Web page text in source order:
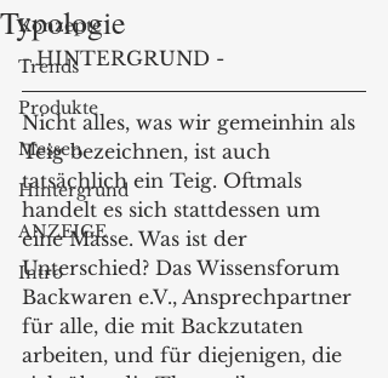
Konzepte
Trends
Produkte
Messen
Hintergrund
ANZEIGE
Intro
Typologie
- HINTERGRUND -
Nicht alles, was wir gemeinhin als
Teig bezeichnen, ist auch
tatsächlich ein Teig. Oftmals
handelt es sich stattdessen um
eine Masse. Was ist der
Unterschied? Das Wissensforum
Backwaren e.V., Ansprechpartner
für alle, die mit Backzutaten
arbeiten, und für diejenigen, die